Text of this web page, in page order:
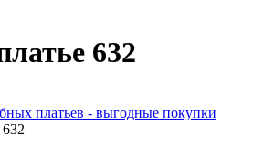
632
платьев - выгодные покупки